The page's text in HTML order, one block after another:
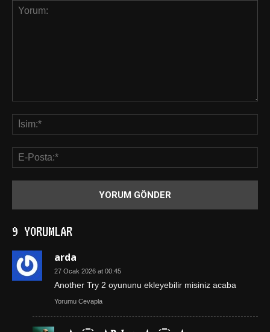
9 YORUMLAR
arda
27 Ocak 2026 at 00:45
Another Try 2 oyununu ekleyebilir misiniz acaba
Yorumu Cevapla